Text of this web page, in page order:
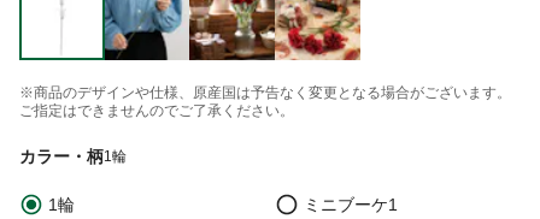
※商品のデザインや仕様、原産国は予告なく変更となる場合がございます。
ご指定はできませんのでご了承ください。
カラー・柄1輪
1輪
ミニブーケ1